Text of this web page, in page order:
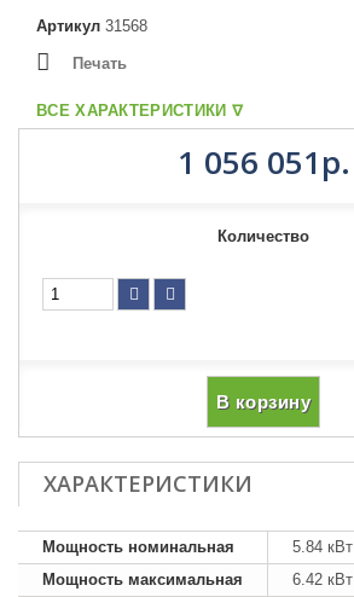
Артикул 31568
Печать
ВСЕ ХАРАКТЕРИСТИКИ ᐁ
1 056 051р.
Количество
В корзину
ХАРАКТЕРИСТИКИ
Мощность номинальная
5.84 кВт
Мощность максимальная
6.42 кВт